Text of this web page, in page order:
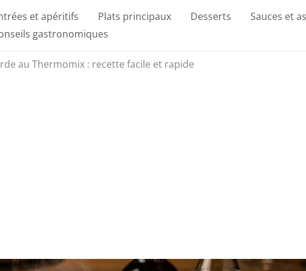
et apéritifs Plats principaux Desserts Sauces et
gastronomiques
au Thermomix : recette facile et rapide